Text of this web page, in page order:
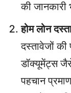
की जानकारी
होम लोन
दस्तावेजों की
डॉक्यूमेंट्स
पहचान